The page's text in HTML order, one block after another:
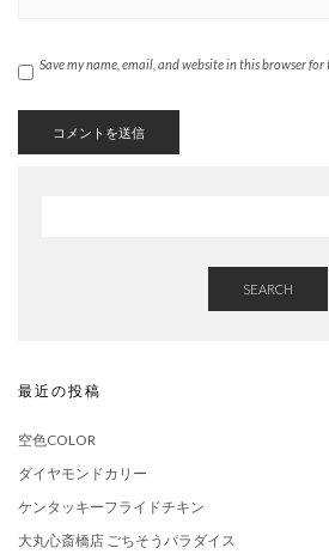
Save my name, email, and website in this browser
SEARCH
最近の投稿
空色COLOR
ダイヤモンドカリー
ケンタッキーフライドチキン
大丸心斎橋店 ごちそうパラダイス